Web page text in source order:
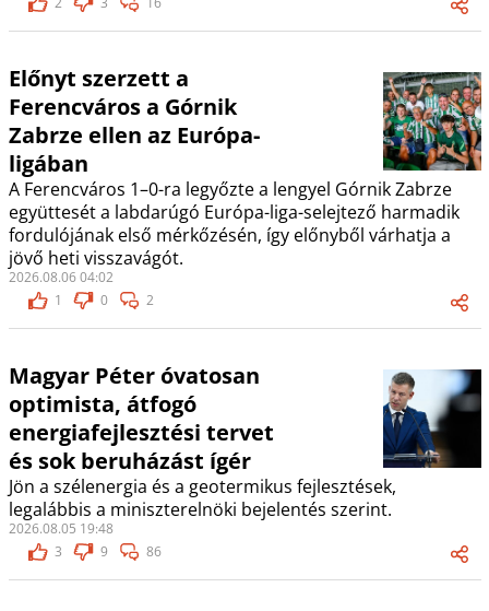
Előnyt szerzett a
Ferencváros a Górnik
Zabrze ellen az Európa-
ligában
A Ferencváros 1–0-ra legyőzte a lengyel Górnik Zabrze
együttesét a labdarúgó Európa-liga-selejtező harmadik
fordulójának első mérkőzésén, így előnyből várhatja a
jövő heti visszavágót.
2026.08.06 04:02
1
0 2
Magyar Péter óvatosan
optimista, átfogó
energiafejlesztési tervet
és sok beruházást ígér
Jön a szélenergia és a geotermikus fejlesztések,
legalábbis a miniszterelnöki bejelentés szerint.
2026.08.05 19:48
3
9 86